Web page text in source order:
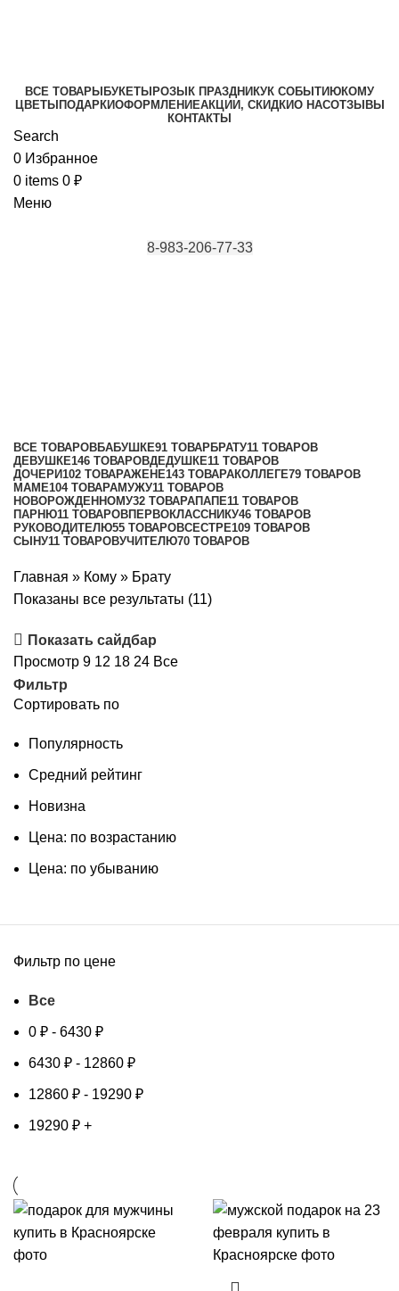
ВСЕ ТОВАРЫ БУКЕТЫ РОЗЫ К ПРАЗДНИКУК СОБЫТИЮКОМУ
ЦВЕТЫ ПОДАРКИОФОРМЛЕНИЕАКЦИИ, СКИДКИО НАСОТЗЫВЫ
КОНТАКТЫ
Search
0 Избранное
0 items 0 ₽
Меню
8-983-206-77-33
ВСЕ ТОВАРОВБАБУШКЕ91 ТОВАРБРАТУ11 ТОВАРОВ
ДЕВУШКЕ146 ТОВАРОВДЕДУШКЕ11 ТОВАРОВ
ДОЧЕРИ102 ТОВАРАЖЕНЕ143 ТОВАРАКОЛЛЕГЕ79 ТОВАРОВ
МАМЕ104 ТОВАРАМУЖУ11 ТОВАРОВ
НОВОРОЖДЕННОМУ32 ТОВАРАПАПЕ11 ТОВАРОВ
ПАРНЮ11 ТОВАРОВПЕРВОКЛАССНИКУ46 ТОВАРОВ
РУКОВОДИТЕЛЮ55 ТОВАРОВСЕСТРЕ109 ТОВАРОВ
СЫНУ11 ТОВАРОВУЧИТЕЛЮ70 ТОВАРОВ
Главная » Кому » Брату
Показаны все результаты (11)Цены:
Показать сайдбар
Просмотр 9 12 18 24 Все
Фильтр
Сортировать по
Популярность
Средний рейтинг
Новизна
Цена: по возрастанию
Цена: по убыванию
Фильтр по цене
Все
0 ₽ - 6430 ₽
6430 ₽ - 12860 ₽
12860 ₽ - 19290 ₽
19290 ₽ +